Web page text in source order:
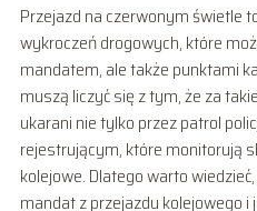
Przejazd na czerwonym świetle
wykroczeń drogowych, które
mandatem, ale także punktami
muszą liczyć się z tym, że za
ukarani nie tylko przez patrol
rejestrującym, które monitorują
kolejowe. Dlatego warto
mandat z przejazdu kolejowego